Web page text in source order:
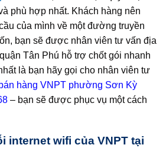
phù hợp nhất. Khách hàng nên
của mình về một đường truyền
bạn sẽ được nhân viên tư vấn địa
Tân Phú hỗ trợ chốt gói nhanh
là bạn hãy gọi cho nhân viên tư
hàng VNPT phường Sơn Kỳ
– bạn sẽ được phục vụ một cách
internet wifi của VNPT tại